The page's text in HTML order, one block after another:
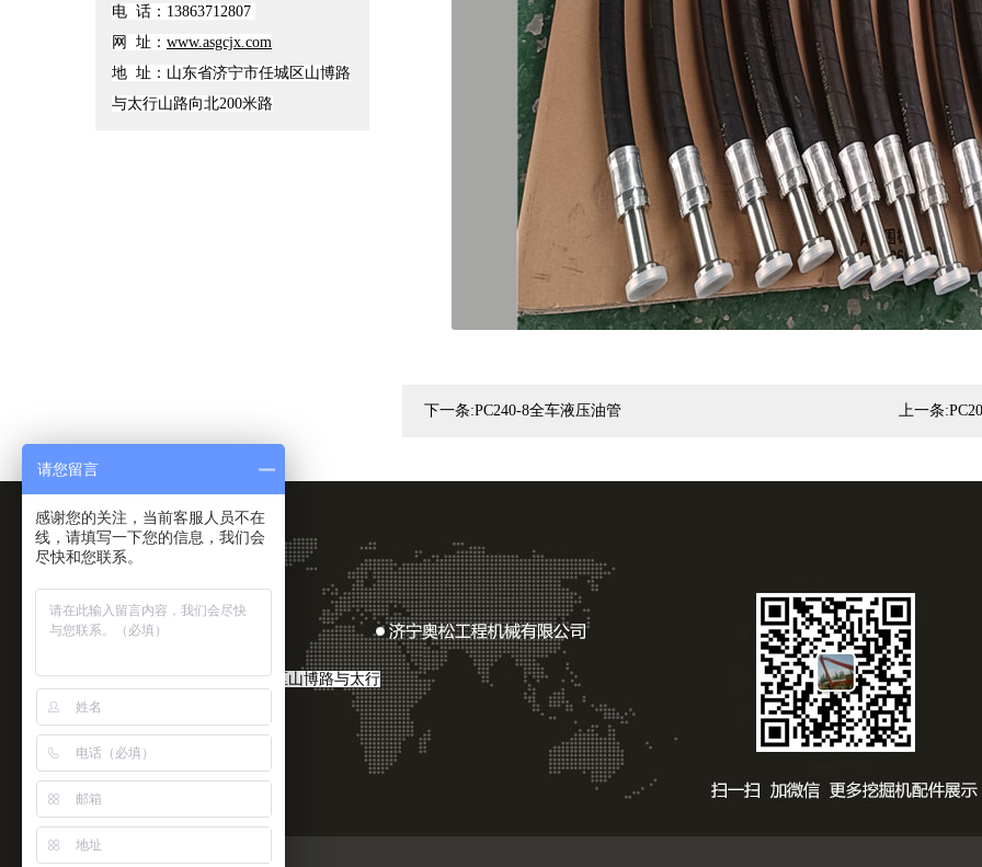
电 话：13863712807
网 址： www.asgcjx.com
地 址：山东省济宁市任城区山博路
与太行山路向北200米路
下一条:PC240-8全车液压油管 上一条:
济宁奥松工程机械有限公司
联系人：李国庆
电 话：13863712807
地 址：山东省济宁市任城区山博路与太行
山路向北200米路
鲁ICP备
请您留言
感谢您的关注，当前客服人员不在
线，请填写一下您的信息，我们会
尽快和您联系。